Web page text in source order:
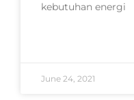
kebutuhan energi
June 24, 2021